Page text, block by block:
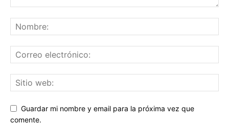
Guardar mi nombre y email para la próxima vez que
comente.